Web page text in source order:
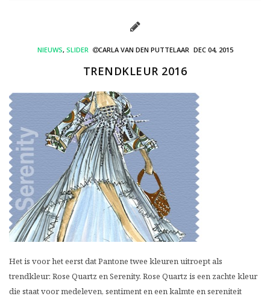
NIEUWS, SLIDER CARLA VAN DEN PUTTELAAR DEC 04, 2015
TRENDKLEUR 2016
Het is voor het eerst dat Pantone twee kleuren uitroept als
trendkleur: Rose Quartz en Serenity. Rose Quartz is een zachte kleur
die staat voor medeleven, sentiment en een kalmte en sereniteit